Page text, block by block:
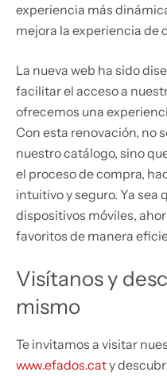
experiencia más
mejora la experiencia de
La nueva web ha sido
facilitar el acceso a
ofrecemos una
Con esta renovación, no
nuestro catálogo, sino
el proceso de compra,
intuitivo y seguro. Ya sea
dispositivos móviles,
favoritos de manera
Visítanos y
mismo
Te invitamos a visitar
www.efados.caty